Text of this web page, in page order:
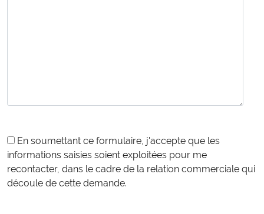
En soumettant ce formulaire, j'accepte que les
informations saisies soient exploitées pour me
recontacter, dans le cadre de la relation commerciale qui
découle de cette demande.